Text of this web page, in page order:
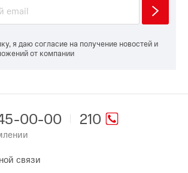
я даю согласие на получение новостей и
от компании
210
00-00
связи